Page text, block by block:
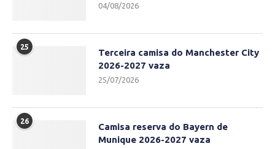
04/08/2026
25
Terceira camisa do Manchester City
2026-2027 vaza
25/07/2026
26
Camisa reserva do Bayern de
Munique 2026-2027 vaza